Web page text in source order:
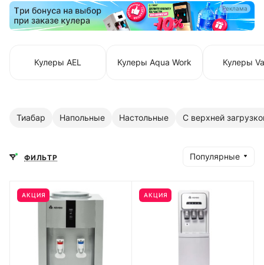
Реклама
Кулеры AEL Кулеры Aqua Work Кулеры
Тиабар Напольные Настольные С верхней
ФИЛЬТР Популярные
АКЦИЯ АКЦИЯ